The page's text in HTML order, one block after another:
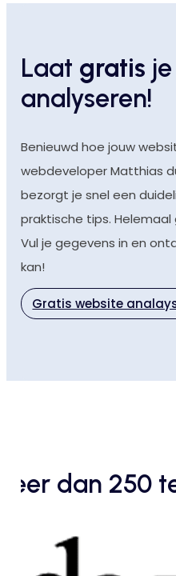
Laat gratis
analyseren!
Benieuwd hoe jouw
webdeveloper Matthias
bezorgt je snel een
praktische tips. Helemaal
Vul je gegevens in en
kan!
Gratis website
dan 250